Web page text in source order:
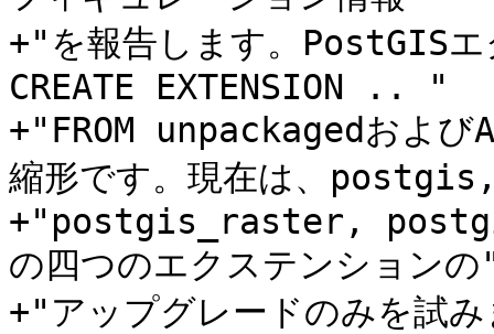
+"を報告します。PostGIS
CREATE EXTENSION .. "
+"FROM unpackagedおよび
縮形です。現在は、
+"postgis_raster,
の四つのエクステンション
+"アップグレードのみを試